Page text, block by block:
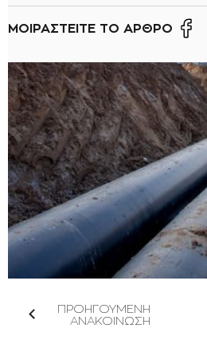
ΜΟΙΡΑΣΤΕΙΤΕ ΤΟ ΑΡΘΡΟ
ΠΡΟΗΓΟΥΜΕΝΗ
ΑΝΑΚΟΙΝΩΣΗ